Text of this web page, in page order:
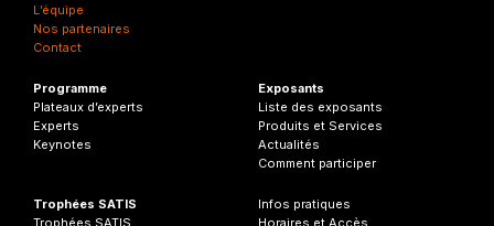
L’équipe
Nos partenaires
Contact
Programme
Plateaux d’experts
Experts
Keynotes
Exposants
Liste des exposants
Produits et Services
Actualités
Comment participer
Trophées SATIS
Trophées SATIS
Infos pratiques
Horaires et Accès